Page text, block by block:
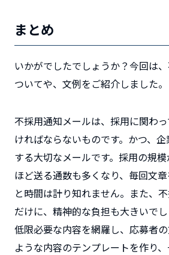
まとめ
いかがでしたでしょうか？今回は
ついてや、文例をご紹介しました。
不採用通知メールは、採用に関わ
ければならないものです。かつ、
する大切なメールです。採用の規
ほど送る通数も多くなり、毎回文
と時間は計り知れません。また、
だけに、精神的な負担も大きいで
低限必要な内容を網羅し、応募者
ような内容のテンプレートを作り